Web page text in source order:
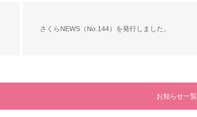
さくらNEWS（No.144）を発行しました。
お知らせ一覧